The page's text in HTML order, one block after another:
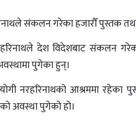
संकलन गरेका हजारौँ पुस्तक
देश विदेशबाट संकलन
पुगेका हुन्।
नरहरिनाथको आश्रममा रहेका
अवस्था पुगेको हो।